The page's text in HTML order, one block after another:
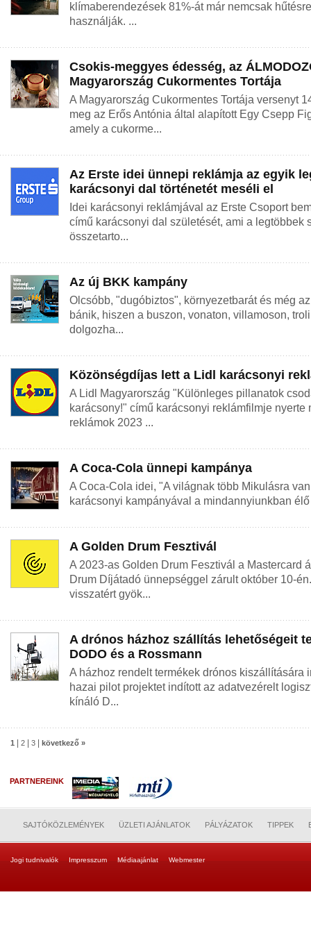
klímaberendezések 81%-át már nemcsak
használják. ...
Csokis-meggyes édesség, az
Magyarország Cukormentes Tortája
A Magyarország Cukormentes Tortája versenyt
meg az Erős Antónia által alapított Egy Csepp
amely a cukorme...
Az Erste idei ünnepi reklámja az egyik
karácsonyi dal történetét meséli el
Idei karácsonyi reklámjával az Erste Csoport
című karácsonyi dal születését, ami a legtöbbek
összetarto...
Az új BKK kampány
Olcsóbb, "dugóbiztos", környezetbarát és még
bánik, hiszen a buszon, vonaton, villamoson,
dolgozha...
Közönségdíjas lett a Lidl karácsonyi
A Lidl Magyarország "Különleges pillanatok
karácsony!" című karácsonyi reklámfilmje nyerte
reklámok 2023 ...
A Coca-Cola ünnepi kampánya
A Coca-Cola idei, "A világnak több Mikulásra
karácsonyi kampányával a mindannyiunkban
A Golden Drum Fesztivál
A 2023-as Golden Drum Fesztivál a Mastercard
Drum Díjátadó ünnepséggel zárult október 10-
visszatért gyök...
A drónos házhoz szállítás lehetőségeit
DODO és a Rossmann
A házhoz rendelt termékek drónos kiszállítására
hazai pilot projektet indított az adatvezérelt
kínáló D...
1 2 3 következő »
PARTNEREINK
SAJTÓKÖZLEMÉNYEK ÜZLETI AJÁNLATOK PÁLYÁZATOK TIPPEK
Jogi tudnivalók Impresszum Médiaajánlat Webmester